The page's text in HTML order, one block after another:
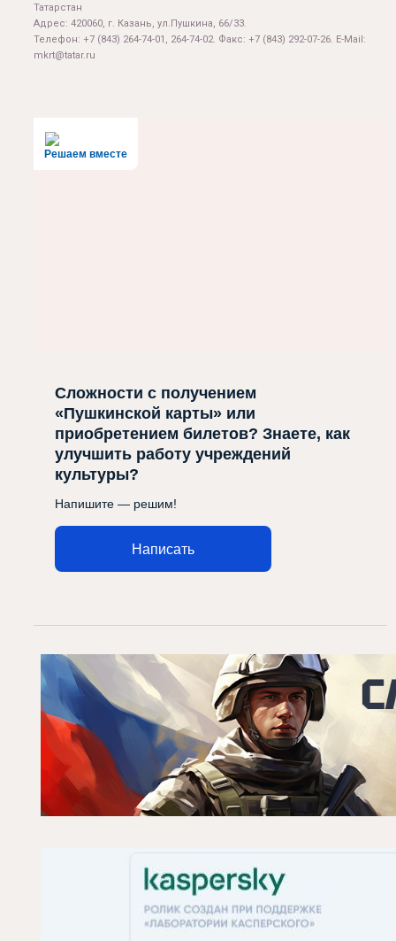
Татарстан
Адрес: 420060, г. Казань, ул.Пушкина, 66/33.
Телефон: +7 (843) 264-74-01, 264-74-02. Факс: +7 (843) 292-07-26. E-Mail:
mkrt@tatar.ru
Решаем вместе
Сложности с получением
«Пушкинской карты» или
приобретением билетов? Знаете, как
улучшить работу учреждений
культуры?
Напишите — решим!
Написать